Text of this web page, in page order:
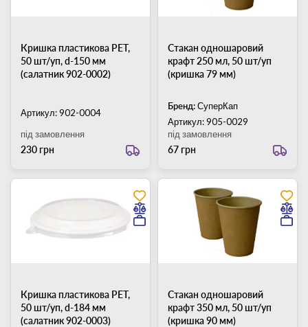
Кришка пластикова PET,
50 шт/уп, d-150 мм
(салатник 902-0002)
Артикул: 902-0004
230 грн
під замовлення
Стакан одношаровий
крафт 250 мл, 50 шт/уп
(кришка 79 мм)
Бренд:СуперКап
Артикул: 905-0029
67 грн
під замовлення
Кришка пластикова PET,
50 шт/уп, d-184 мм
(салатник 902-0003)
Стакан одношаровий
крафт 350 мл, 50 шт/уп
(кришка 90 мм)